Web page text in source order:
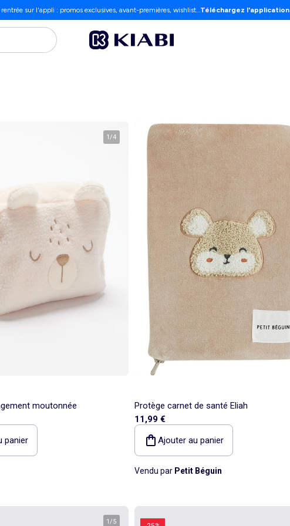
rentrée sur l'appli : promos exclusives, avant-premières, wishlist…Téléchargez l'application
1/4
moutonnée
panier
Protège carnet de santé Eliah
11,99 €
Ajouter au panier
Vendu par Petit Béguin
1/5